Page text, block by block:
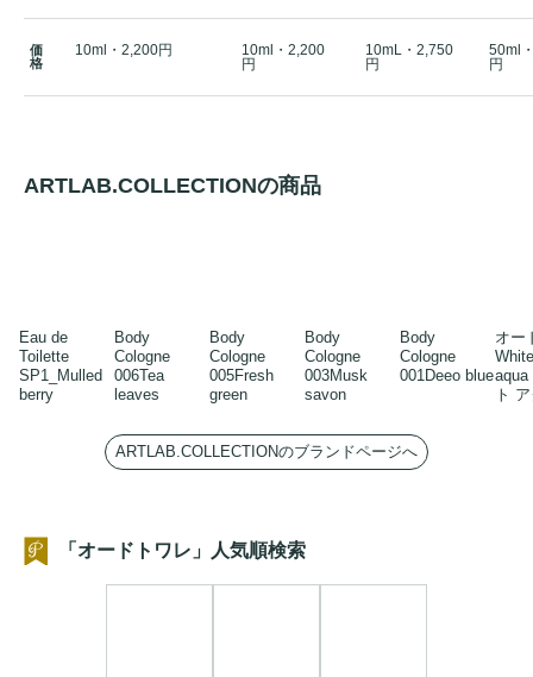
価
格
10ml・2,200円
10ml・2,200
円
10mL・2,750
円
50ml
円
ARTLAB.COLLECTIONの商品
Eau de
Toilette
SP1_Mulled
berry
Body
Cologne
006Tea
leaves
Body
Cologne
005Fresh
green
Body
Cologne
003Musk
savon
Body
Cologne
001Deeo blue
オー
White
aqua
ト
ARTLAB.COLLECTIONのブランドページへ
「オードトワレ」人気順検索